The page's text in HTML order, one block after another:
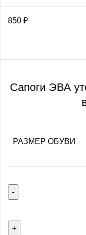
850 ₽
Сапоги ЭВА
РАЗМЕР ОБУВИ